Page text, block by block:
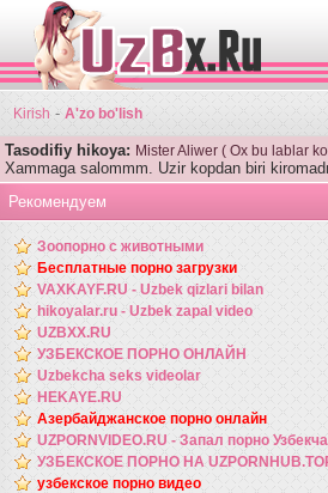
Kirish - A'zo bo'lish
Tasodifiy hikoya: Mister Aliwer ( Ox bu lablar
Xammaga salommm. Uzir kopdan biri
Рекомендуем
Зоопорно с животными
Бесплатные порно загрузки
VAXKAYF.RU - Uzbek qizlari bilan
hikoyalar.ru - Uzbek zapal video
UZBXX.RU
УЗБЕКСКОЕ ПОРНО ОНЛАЙН
Uzbekcha seks videolar
HEKAYE.RU
Азербайджанское порно онлайн
UZPORNVIDEO.RU - Запал порно
УЗБЕКСКОЕ ПОРНО НА
узбекское порно видео